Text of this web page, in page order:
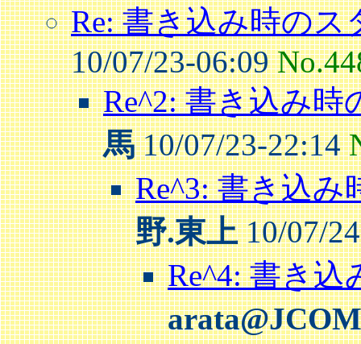
Re: 書き込み時のス
10/07/23-06:09
Re^2: 書き込み時
馬10/07/23-22:14
Re^3: 書き込
野.東上10/07/
Re^4: 書き